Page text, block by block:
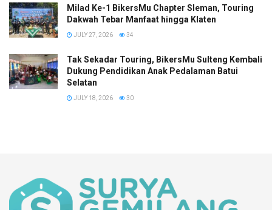
Milad Ke-1 BikersMu Chapter Sleman, Touring
Dakwah Tebar Manfaat hingga Klaten
JULY 27, 2026 34
Tak Sekadar Touring, BikersMu Sulteng Kembali
Dukung Pendidikan Anak Pedalaman Batui
Selatan
JULY 18, 2026 30